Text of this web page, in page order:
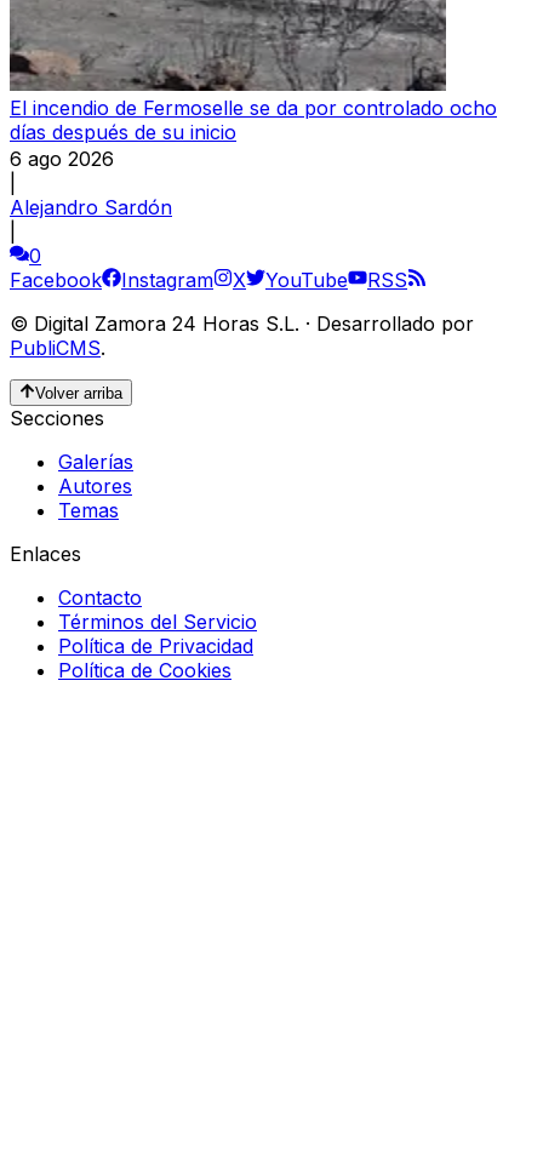
El incendio de Fermoselle se da por controlado ocho
días después de su inicio
6 ago 2026
Alejandro Sardón
0
Facebook
Instagram X YouTube
RSS
© Digital Zamora 24 Horas S.L. · Desarrollado por
PubliCMS.
Volver arriba
Secciones
Galerías
Autores
Temas
Enlaces
Contacto
Términos del Servicio
Política de Privacidad
Política de Cookies